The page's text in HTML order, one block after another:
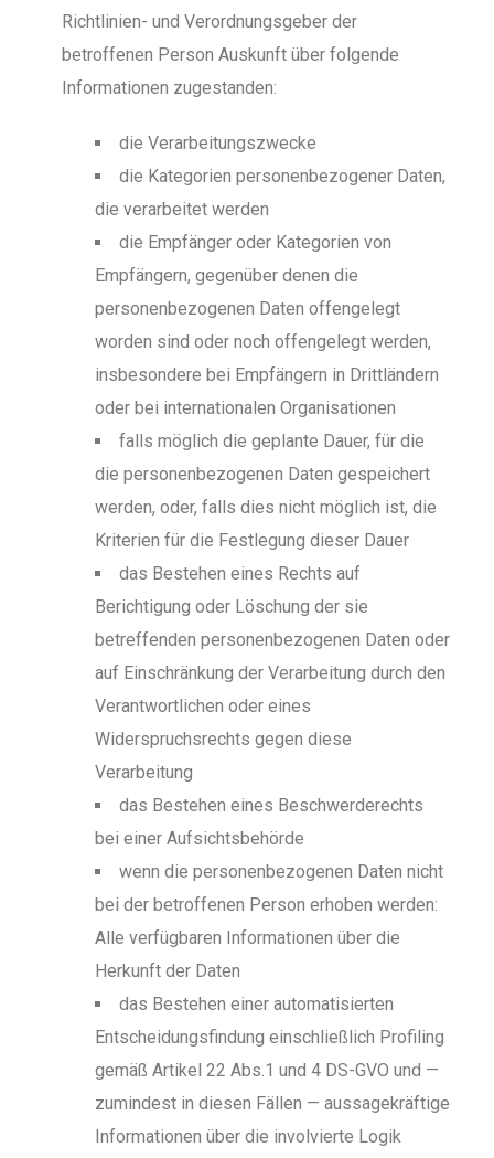
Richtlinien- und Verordnungsgeber der
betroffenen Person Auskunft über folgende
Informationen zugestanden:
die Verarbeitungszwecke
die Kategorien personenbezogener Daten,
die verarbeitet werden
die Empfänger oder Kategorien von
Empfängern, gegenüber denen die
personenbezogenen Daten offengelegt
worden sind oder noch offengelegt werden,
insbesondere bei Empfängern in Drittländern
oder bei internationalen Organisationen
falls möglich die geplante Dauer, für die
die personenbezogenen Daten gespeichert
werden, oder, falls dies nicht möglich ist, die
Kriterien für die Festlegung dieser Dauer
das Bestehen eines Rechts auf
Berichtigung oder Löschung der sie
betreffenden personenbezogenen Daten oder
auf Einschränkung der Verarbeitung durch den
Verantwortlichen oder eines
Widerspruchsrechts gegen diese
Verarbeitung
das Bestehen eines Beschwerderechts
bei einer Aufsichtsbehörde
wenn die personenbezogenen Daten nicht
bei der betroffenen Person erhoben werden:
Alle verfügbaren Informationen über die
Herkunft der Daten
das Bestehen einer automatisierten
Entscheidungsfindung einschließlich Profiling
gemäß Artikel 22 Abs.1 und 4 DS-GVO und —
zumindest in diesen Fällen — aussagekräftige
Informationen über die involvierte Logik